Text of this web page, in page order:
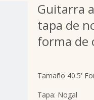
Guitarra
tapa de
forma de
Tamaño 40.5'
Tapa: Nogal